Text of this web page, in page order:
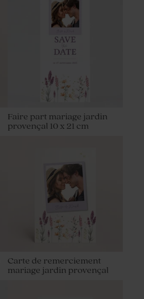
Faire part mariage jardin
provençal 10 x 21 cm
Carte de remerciement
mariage jardin provençal